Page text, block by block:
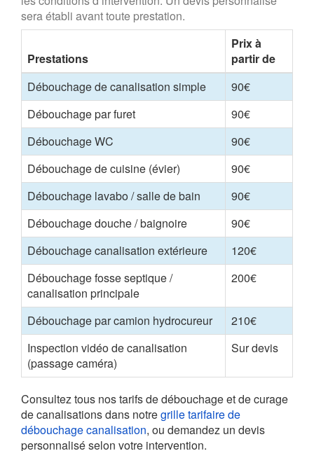
sera établi avant toute prestation.
Prestations
Prix à
partir de
Débouchage de canalisation simple
90€
Débouchage par furet
90€
Débouchage WC
90€
Débouchage de cuisine (évier)
90€
Débouchage lavabo / salle de bain
90€
Débouchage douche / baignoire
90€
Débouchage canalisation extérieure
120€
Débouchage fosse septique /
canalisation principale
200€
Débouchage par camion hydrocureur
210€
Inspection vidéo de canalisation
(passage caméra)
Sur devis
Consultez tous nos tarifs de débouchage et de curage
de canalisations dans notregrille tarifaire de
débouchage canalisation, ou demandez un devis
personnalisé selon votre intervention.